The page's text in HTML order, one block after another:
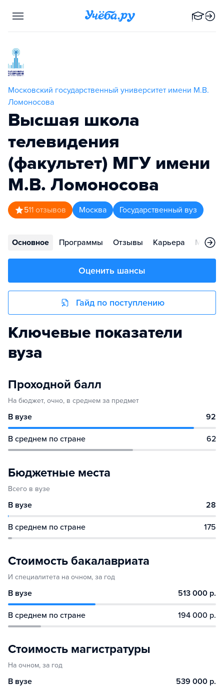
Московский государственный университет имени М.В.
Ломоносова
Высшая школа
телевидения
(факультет) МГУ имени
М.В. Ломоносова
511 отзывов Москва Государственный вуз
Основное Программы Отзывы Карьера
Оценить шансы
Гайд по поступлению
Ключевые показатели
вуза
Проходной балл
На бюджет, очно, в среднем за предмет
В вузе 92
В среднем по стране 62
Бюджетные места
Всего в вузе
В вузе 28
В среднем по стране 175
Стоимость бакалавриата
И специалитета на очном, за год
В вузе 513 000 р.
В среднем по стране 194 000 р.
Стоимость магистратуры
На очном, за год
В вузе 539 000 р.